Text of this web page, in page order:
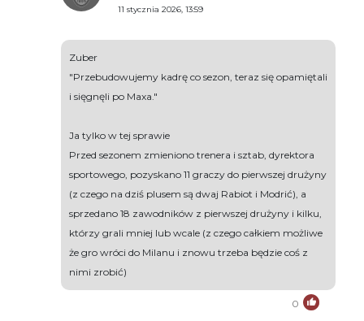
11 stycznia 2026, 13:59
Zuber
"Przebudowujemy kadrę co sezon, teraz się opamiętali
i sięgnęli po Maxa."
Ja tylko w tej sprawie
Przed sezonem zmieniono trenera i sztab, dyrektora
sportowego, pozyskano 11 graczy do pierwszej drużyny
(z czego na dziś plusem są dwaj Rabiot i Modrić), a
sprzedano 18 zawodników z pierwszej drużyny i kilku,
którzy grali mniej lub wcale (z czego całkiem możliwe
że gro wróci do Milanu i znowu trzeba będzie coś z
nimi zrobić)
0